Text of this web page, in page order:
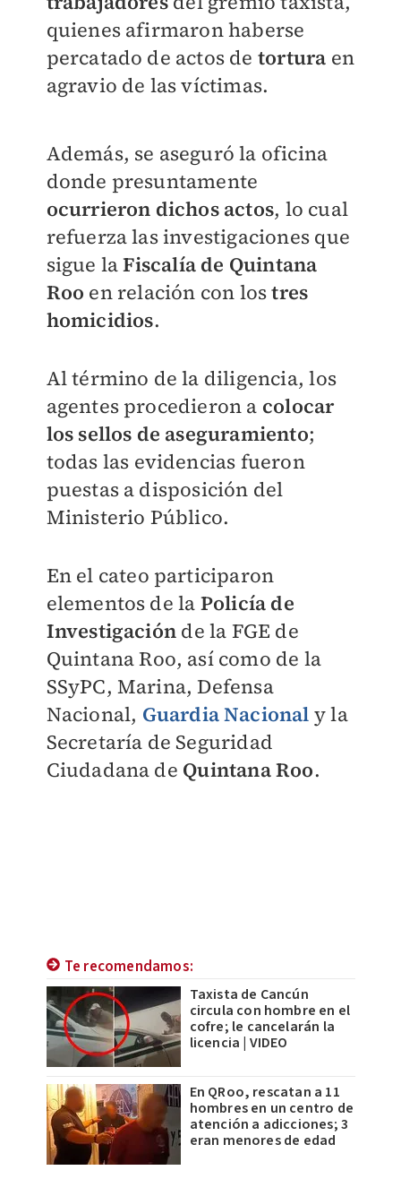
quienes afirmaron haberse
percatado de actos de tortura en
agravio de las víctimas.
Además, se aseguró la oficina
donde presuntamente
ocurrieron dichos actos, lo cual
refuerza las investigaciones que
sigue laFiscalía de Quintana
Roo en relación con lostres
homicidios.
Al término de la diligencia, los
agentes procedieron a colocar
los sellos de aseguramiento;
todas las evidencias fueron
puestas a disposición del
Ministerio Público.
En el cateo participaron
elementos de la Policía de
Investigación de la FGE de
Quintana Roo, así como de la
SSyPC, Marina, Defensa
Nacional, Guardia Nacional y la
Secretaría de Seguridad
Ciudadana de Quintana Roo.
Te recomendamos:
Taxista de Cancún
circula con hombre en el
cofre; le cancelarán la
licencia | VIDEO
En QRoo, rescatan a 11
hombres en un centro de
atención a adicciones; 3
eran menores de edad